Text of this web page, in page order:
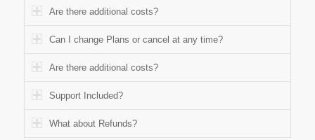
Are there additional costs?
Can I change Plans or cancel at any time?
Are there additional costs?
Support Included?
What about Refunds?